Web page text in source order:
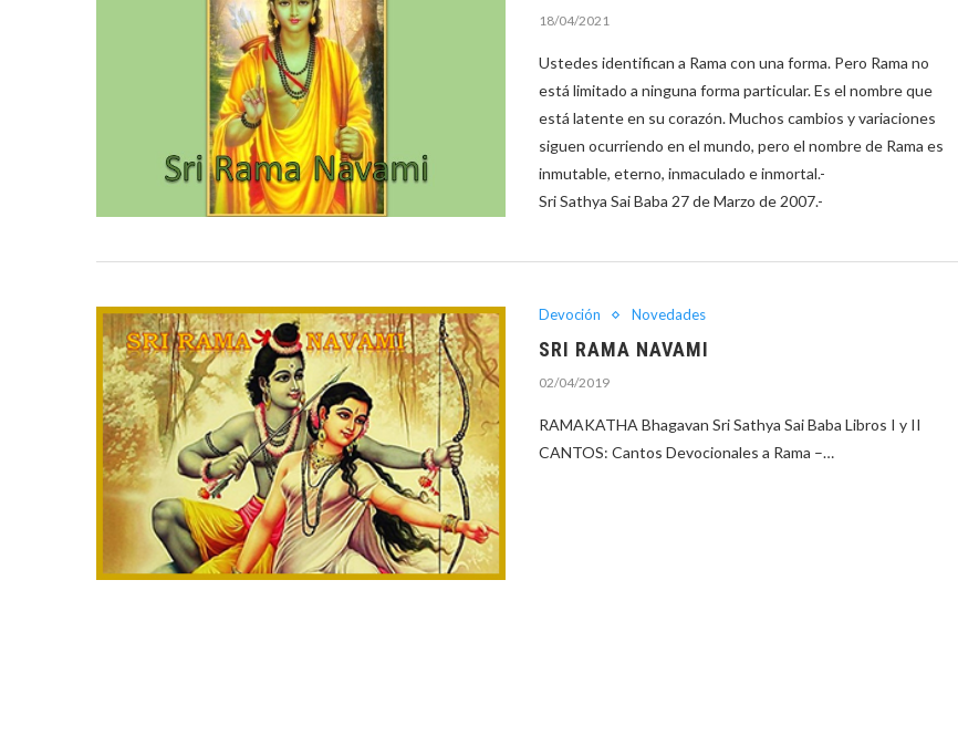
18/04/2021
Ustedes identifican a Rama con una forma. Pero Rama no
está limitado a ninguna forma particular. Es el nombre que
está latente en su corazón. Muchos cambios y variaciones
siguen ocurriendo en el mundo, pero el nombre de Rama es
inmutable, eterno, inmaculado e inmortal.-
Sri Sathya Sai Baba 27 de Marzo de 2007.-
Devoción Novedades
SRI RAMA NAVAMI
02/04/2019
RAMAKATHA Bhagavan Sri Sathya Sai Baba Libros I y II
CANTOS: Cantos Devocionales a Rama –…